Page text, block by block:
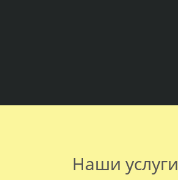
Наши услуги